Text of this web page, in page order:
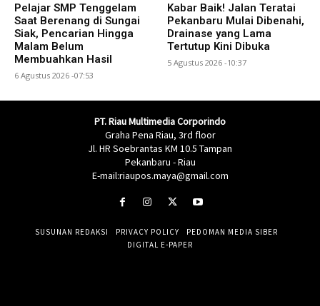
Pelajar SMP Tenggelam
Saat Berenang di Sungai
Siak, Pencarian Hingga
Malam Belum
Membuahkan Hasil
6 Agustus 2026 -07:53
Kabar Baik! Jalan Teratai
Pekanbaru Mulai Dibenahi,
Drainase yang Lama
Tertutup Kini Dibuka
5 Agustus 2026 -10:37
PT. Riau Multimedia Corporindo
Graha Pena Riau, 3rd floor
Jl. HR Soebrantas KM 10.5 Tampan
Pekanbaru - Riau
E-mail:riaupos.maya@gmail.com
SUSUNAN REDAKSI PRIVACY POLICY
PEDOMAN MEDIA SIBER
DIGITAL E-PAPER